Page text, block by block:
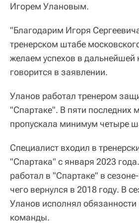
Игорем Улановым.
"Благодарим Игоря
тренерском штабе
желаем успехов в дальнейшей
говорится в заявлении.
Уланов работал тренером
"Спартаке". В пяти последних
пропускала минимум четыре
Специалист входил в
"Спартака" с января 2023
работал в "Спартаке" в
чего вернулся в 2018 году. В
Уланов исполнял обязанности
команды.